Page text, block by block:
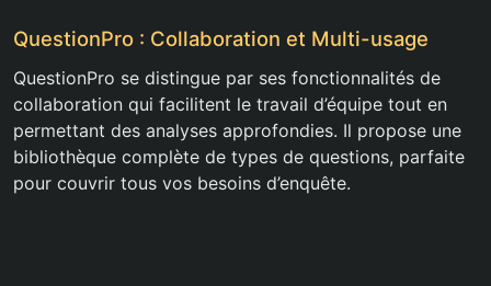
QuestionPro : Collaboration et Multi-usage
QuestionPro se distingue par ses fonctionnalités de
collaboration qui facilitent le travail d’équipe tout en
permettant des analyses approfondies. Il propose une
bibliothèque complète de types de questions, parfaite
pour couvrir tous vos besoins d’enquête.